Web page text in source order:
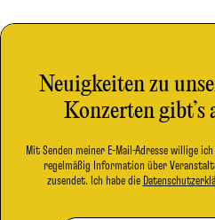
Neuigkeiten zu
Konzerten
Mit Senden meiner E-Mail-Adresse willige
regelmäßig Information über
zusendet. Ich habe die